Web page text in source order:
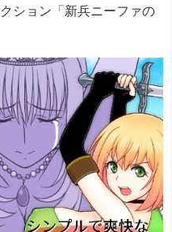
ション「新兵ニーファの